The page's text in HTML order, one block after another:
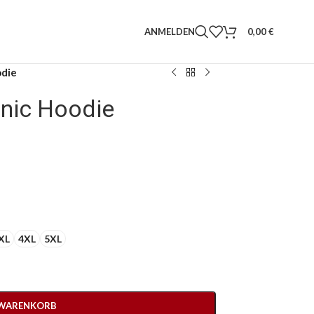
ANMELDEN 0,00€
Hoodie
4XL 5XL